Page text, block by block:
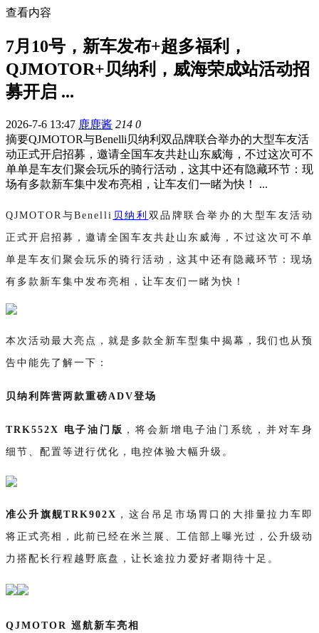
查看内容
7月10号，新车发布+超多福利，
QJMOTOR+贝纳利，威海荣成站活动招
募开启 ...
2026-7-6 13:47 鹿鹿酱 214 0
摘要QJMOTOR与Benelli贝纳利双品牌联合举办的大型车友活
动正式开启招募，邀请全国车友共赴山东威海，不过这次可不
单单是车友们聚会玩乐的骑行活动，这其中还有隐藏环节：现
场有多款新车集中发布亮相，让车友们一睹为快！ ...
QJMOTOR与Benelli 贝纳利 双品牌联合举办的 大型车友活动
正式开启招募， 邀请全国车友共赴山东威海，不过这次可不单
单是车友们聚会玩乐的骑行活动，这其中还有隐藏环节：现场
有多款新车集中发布亮相，让车友们一睹为快！
本次活动最大亮点， 就是 多款全新车型集中揭幕， 我们也从预
告中能先了解一下：
贝纳利阵营两款重磅 ADV登场
TRK552X 电子油门版 ，将会 新增电子油门系统， 并对车身
细节、配置等进行优化 ， 电控体验大幅升级。
准公升旗舰TRK902X ， 这台 吊足市场胃口的大排量拉力车 即
将 正式亮相，此前 已经在米兰展、 工信部 上 曝光过 ，公升级动
力搭配长行程越野底盘 ， 让长途拉力爱好者期待十足 。
QJMOTOR 巡航新车亮相